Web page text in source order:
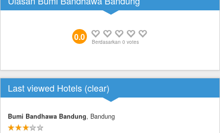
0.0 Berdasarkan 0 votes
Last viewed Hotels (clear)
Bumi Bandhawa Bandung, Bandung